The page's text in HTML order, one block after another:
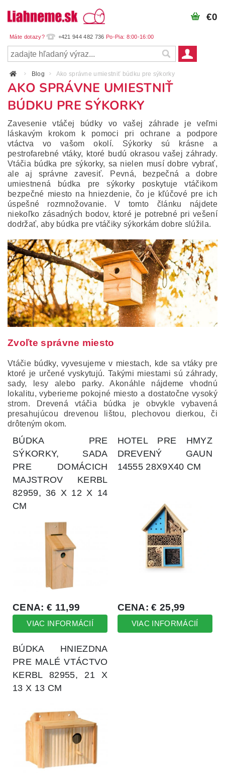
+421 944 482 736
€0
Blog Ako správne umiestniť búdku pre sýkorky
AKO SPRÁVNE UMIESTNIŤ
BÚDKU PRE SÝKORKY
Zavesenie vtáčej búdky vo vašej záhrade je veľmi
láskavým krokom k pomoci pri ochrane a podpore
vtáctva vo vašom okolí. Sýkorky sú krásne a
pestrofarebné vtáky, ktoré budú okrasou vašej záhrady.
Vtáčia búdka pre sýkorky, sa nielen musí dobre vybrať,
ale aj správne zavesiť. Pevná, bezpečná a dobre
umiestnená búdka pre sýkorky poskytuje vtáčikom
bezpečné miesto na hniezdenie, čo je kľúčové pre ich
úspešné rozmnožovanie. V tomto článku nájdete
niekoľko zásadných bodov, ktoré je potrebné pri vešení
dodržať, aby búdka pre vtáčiky sýkorkám dobre slúžila.
Zvoľte správne miesto
Vtáčie búdky, vyvesujeme v miestach, kde sa vtáky pre
ktoré je určené vyskytujú. Takými miestami sú záhrady,
sady, lesy alebo parky. Akonáhle nájdeme vhodnú
lokalitu, vyberieme pokojné miesto a dostatočne vysoký
strom. Drevená vtáčia búdka je obvykle vybavená
presahujúcou drevenou lištou, plechovou dierkou, či
drôteným okom.